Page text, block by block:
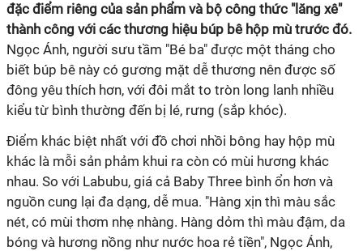
đặc điểm riêng của sản phẩm và bộ công thức "lăng xê"
thành công với các thương hiệu búp bê hộp mù trước đó.
Ngọc Ánh, người sưu tầm "Bé ba" được một tháng cho
biết búp bê này có gương mặt dễ thương nên được số
đông yêu thích hơn, với đôi mắt to tròn long lanh nhiều
kiểu từ bình thường đến bị lé, rưng (sắp khóc).
Điểm khác biệt nhất với đồ chơi nhồi bông hay hộp mù
khác là mỗi sản phảm khui ra còn có mùi hương khác
nhau. So với Labubu, giá cả Baby Three bình ổn hơn và
nguồn cung lại đa dạng, dễ mua. "Hàng xịn thì màu sắc
nét, có mùi thơm nhẹ nhàng. Hàng dỏm thì màu đậm, da
bóng và hương nồng như nước hoa rẻ tiền", Ngọc Ánh,